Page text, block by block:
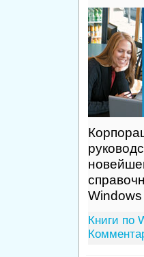
Книги по